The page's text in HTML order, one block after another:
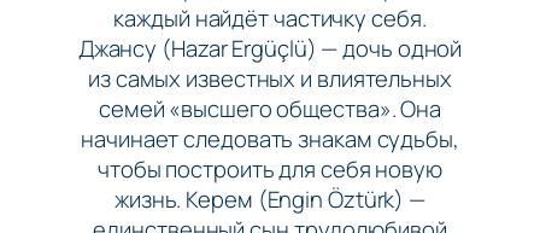
каждый найдёт частичку себя.
Джансу (Hazar Ergüçlü) — дочь одной
из самых известных и влиятельных
семей «высшего общества». Она
начинает следовать знакам судьбы,
чтобы построить для себя новую
жизнь. Керем (Engin Öztürk) —